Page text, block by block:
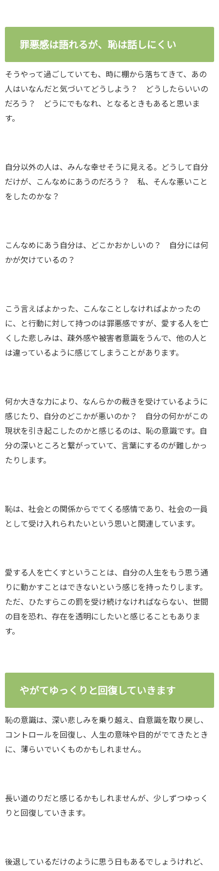
罪悪感は語れるが、恥は話しにくい
そうやって過ごしていても、時に棚から落ちてきて、あの
人はいなんだと気づいてどうしよう？ どうしたらいいの
だろう？ どうにでもなれ、となるときもあると思いま
す。
自分以外の人は、みんな幸せそうに見える。どうして自分
だけが、こんなめにあうのだろう？ 私、そんな悪いこと
をしたのかな？
こんなめにあう自分は、どこかおかしいの？ 自分には何
かが欠けているの？
こう言えばよかった、こんなことしなければよかったの
に、と行動に対して持つのは罪悪感ですが、愛する人を亡
くした悲しみは、疎外感や被害者意識をうんで、他の人と
は違っているように感じてしまうことがあります。
何か大きな力により、なんらかの裁きを受けているように
感じたり、自分のどこかが悪いのか？ 自分の何かがこの
現状を引き起こしたのかと感じるのは、恥の意識です。自
分の深いところと繋がっていて、言葉にするのが難しかっ
たりします。
恥は、社会との関係からでてくる感情であり、社会の一員
として受け入れられたいという思いと関連しています。
愛する人を亡くすということは、自分の人生をもう思う通
りに動かすことはできないという感じを持ったりします。
ただ、ひたすらこの罰を受け続けなければならない、世間
の目を恐れ、存在を透明にしたいと感じることもありま
す。
やがてゆっくりと回復していきます
恥の意識は、深い悲しみを乗り越え、自意識を取り戻し、
コントロールを回復し、人生の意味や目的がでてきたとき
に、薄らいでいくものかもしれません。
長い道のりだと感じるかもしれませんが、少しずつゆっく
りと回復していきます。
後退しているだけのように思う日もあるでしょうけれど、